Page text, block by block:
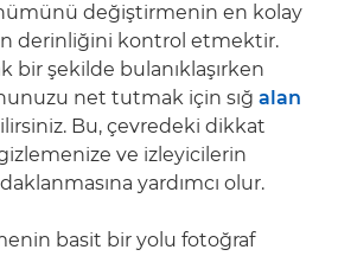
değiştirmenin en kolay
derinliğini kontrol etmektir.
bir şekilde bulanıklaşırken
net tutmak için sığ alan
Bu, çevredeki dikkat
ve izleyicilerin
yardımcı olur.
basit bir yolu fotoğraf